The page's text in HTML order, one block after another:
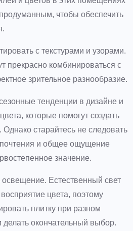
чтобы обеспечить
с текстурами и узорами.
прекрасно комбинироваться с
зрительное разнообразие.
тенденции в дизайне и
которые помогут создать
старайтесь не следовать
и общее ощущение
значение.
Естественный свет
цвета, поэтому
плитку при разном
окончательный выбор.